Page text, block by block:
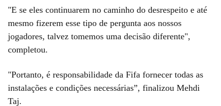
"E se eles continuarem no caminho do desrespeito ​e até
mesmo fizerem esse tipo de pergunta aos nossos
jogadores, talvez tomemos uma decisão ‌diferente",
completou.
"Portanto, é responsabilidade da Fifa fornecer todas as
instalações e condições necessárias”, finalizou Mehdi
Taj.